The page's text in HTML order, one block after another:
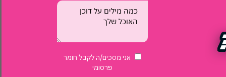
טופס
רוצה אני מסכים/ה לקבל חומר
פרסומי